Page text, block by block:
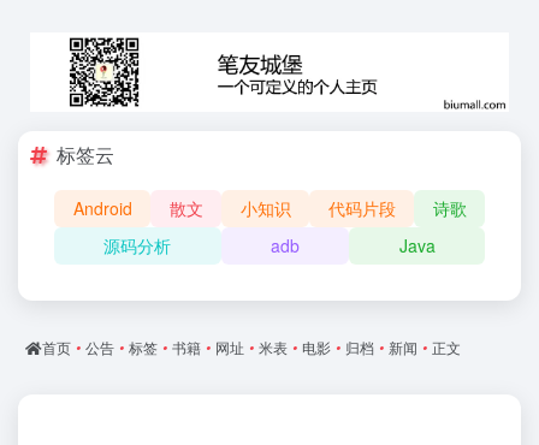
标签云
Android 散文 小知识 代码片段
诗歌
源码分析
adb Java
首页 • 公告 • 标签 • 书籍 • 网址 • 米表 • 电影 • 归档 • 新闻 • 正文